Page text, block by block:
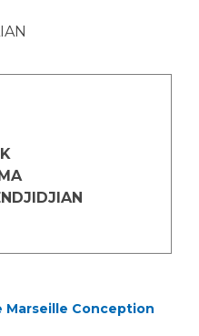
Marseille Conception